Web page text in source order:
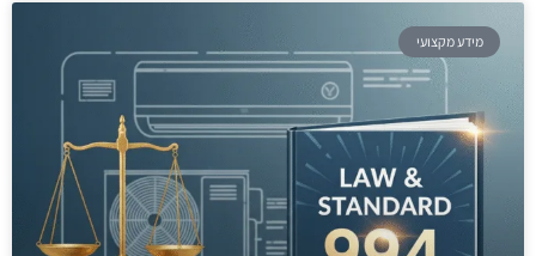
מידע מקצועי